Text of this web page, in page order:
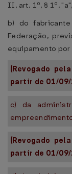
II, art. 1º, § 1º,
b) do
Federação,
equipamento por
(Revogado pela
partir de 01/09/
c) da
(Revogado pela
partir de 01/09/